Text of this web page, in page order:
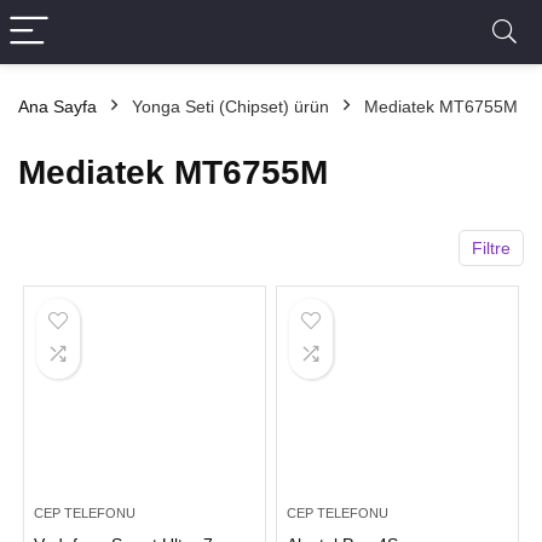
Ana Sayfa Yonga Seti (Chipset) ürün Mediatek MT6755M
Mediatek MT6755M
Filtre
CEP TELEFONU CEP TELEFONU